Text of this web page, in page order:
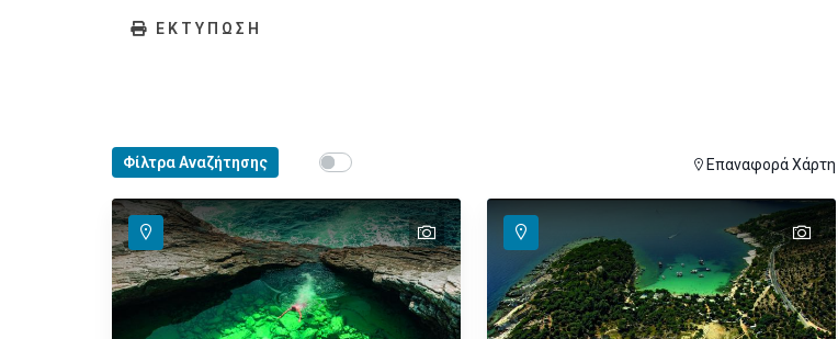
ΕΚΤΥΠΩΣΗ
Φίλτρα Αναζήτησης Show map on mouse hover Επαναφορά Χάρτη
text text